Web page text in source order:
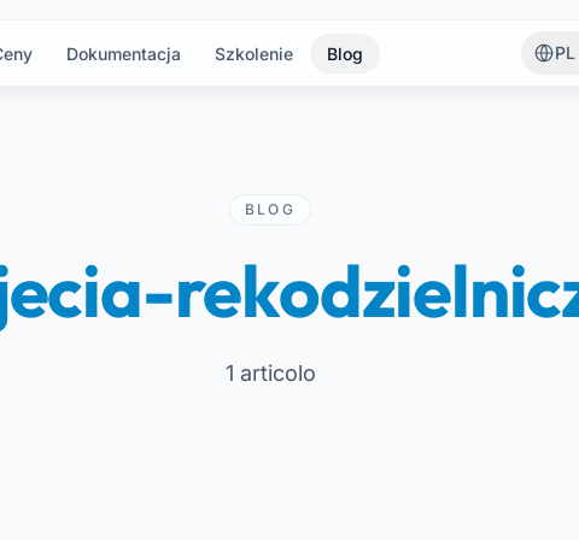
Dokumentacja Szkolenie Blog PL
BLOG
1 articolo